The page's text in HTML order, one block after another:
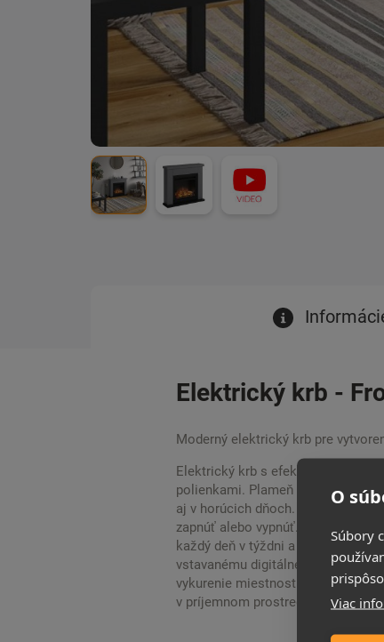
O
Súbory
Viac
Elektrický krb -
Moderný elektrický krb pre
Elektrický krb s efektom plameňa
polienkami. Plameň nezávislý od
aj v horúcich dňoch. Užite si
zapnúť alebo vypnúť. Spotreba bez
každý deň v týždni a vychutnajte
vstavanému digitálnemu
vykurenie miestnosti do 37 m2. V
v príjemnom prostredí. Ďalšie